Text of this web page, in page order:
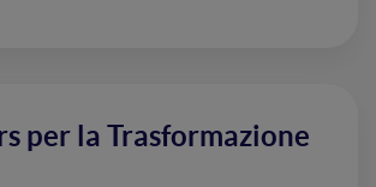
per la Trasformazione